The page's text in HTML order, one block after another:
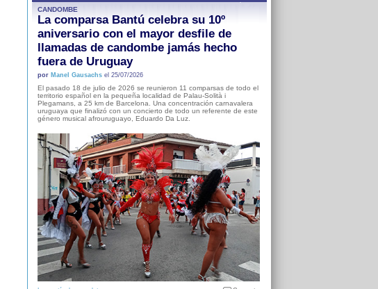
CANDOMBE
La comparsa Bantú celebra su 10º
aniversario con el mayor desfile de
llamadas de candombe jamás hecho
fuera de Uruguay
por Manel Gausachsel 25/07/2026
El pasado 18 de julio de 2026 se reunieron 11 comparsas de todo el
territorio español en la pequeña localidad de Palau-Solità i
Plegamans, a 25 km de Barcelona. Una concentración carnavalera
uruguaya que finalizó con un concierto de todo un referente de este
género musical afrouruguayo, Eduardo Da Luz.